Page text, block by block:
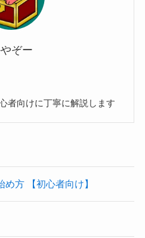
ぞー
者向けに丁寧に解説します
方 【初心者向け】